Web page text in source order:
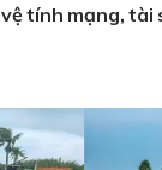
tính mạng, tài